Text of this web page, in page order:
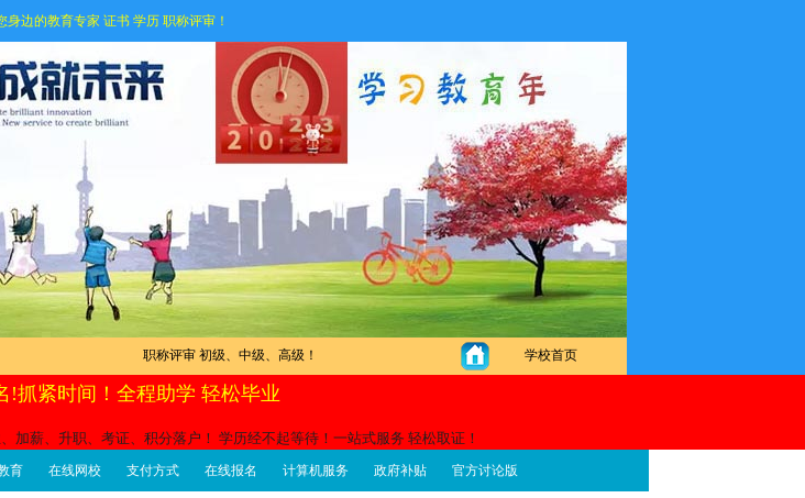
边的教育专家 证书 学历 职称评审！
职称评审 初级、中级、高级！ 学校首页
!抓紧时间！全程助学 轻松毕业
加薪、升职、考证、积分落户！ 学历经不起等待！一站式服务 轻松取证！
育 在线网校 支付方式 在线报名 计算机服务 政府补贴 官方讨论版